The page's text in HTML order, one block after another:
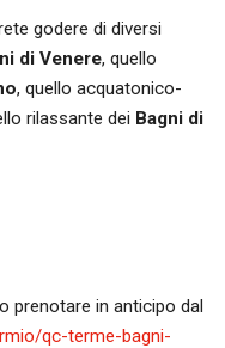
godere di diversi
di Venere, quello
, quello acquatonico-
rilassante dei Bagni di
prenotare in anticipo dal
qc-terme-bagni-